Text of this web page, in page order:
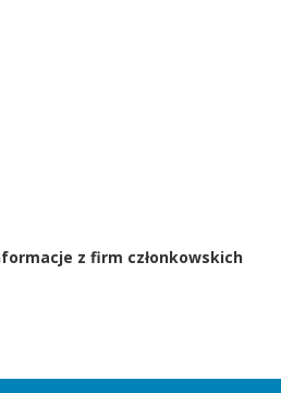
z firm członkowskich